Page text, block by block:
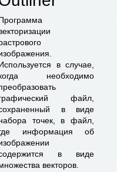
в случае,
необходимо
файл,
в виде
точек, в файл,
информация об
в виде
векторов.